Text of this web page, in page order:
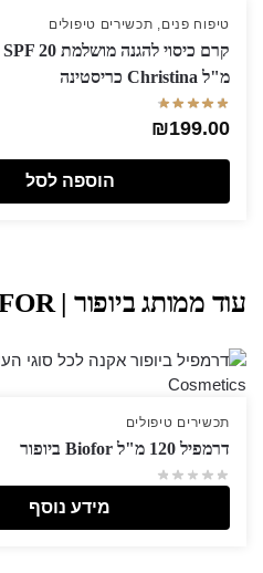
טיפוח פנים, תכשירים טיפולים
מ"ל Christina כריסטינה
₪199.00
הוספה לסל
עוד ממותג ביופור | BIOFOR
תכשירים טיפולים
דרמפיל 120 מ"ל Biofor ביופור
מידע נוסף